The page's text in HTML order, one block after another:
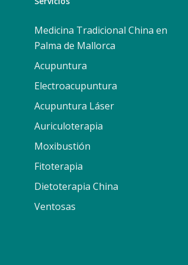
Medicina Tradicional China en
Palma de Mallorca
Acupuntura
Electroacupuntura
Acupuntura Láser
Auriculoterapia
Moxibustión
Fitoterapia
Dietoterapia China
Ventosas